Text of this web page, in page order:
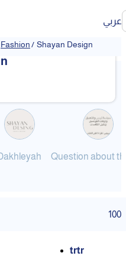
عربي
Fashion/ Shayan Design
❯
100
trtr